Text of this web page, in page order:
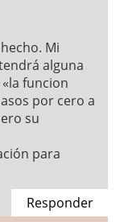
Mi
alguna
funcion
por cero a
su
para
Responder